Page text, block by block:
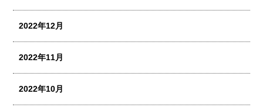
2022年12月
2022年11月
2022年10月